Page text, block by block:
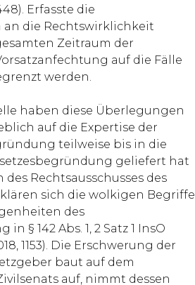
Erfasste die
die Rechtswirklichkeit
Zeitraum der
auf die Fälle
werden.
haben diese Überlegungen
auf die Expertise der
teilweise bis in die
geliefert hat
des Rechtsausschusses des
sich die wolkigen Begriffe
des
§ 142 Abs. 1, 2 Satz 1 InsO
1153). Die Erschwerung der
baut auf dem
auf, nimmt dessen